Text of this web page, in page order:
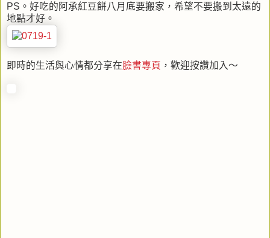
PS。好吃的阿承紅豆餅八月底要搬家，希望不要搬到太遠的
地點才好。
即時的生活與心情都分享在臉書專頁 ，歡迎按讚加入～